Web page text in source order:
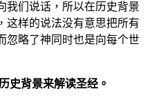
我们说话，所以在历史背景
这样的说法没有意思把所有
忽略了神同时也是向每个世
史背景来解读圣经。